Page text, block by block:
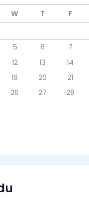
W T F
5 6 7
12 13 14
19 20 21
26 27 28